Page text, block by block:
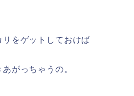
をゲットしておけば
がっちゃうの。